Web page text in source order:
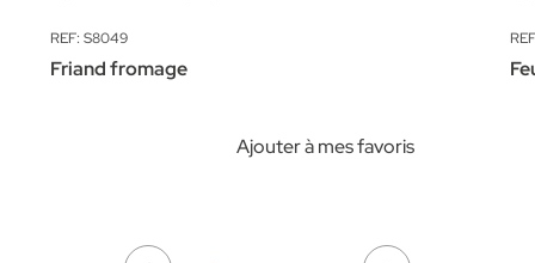
REF: S8049
Friand fromage
Ajouter à mes favoris